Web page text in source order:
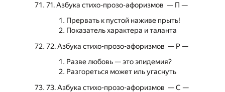
71. Азбука стихо-прозо-афоризмов — П —
Прервать к пустой наживе прыть!
Показатель характера и таланта
72. Азбука стихо-прозо-афоризмов — Р —
Разве любовь — это эпидемия?
Разгореться может иль угаснуть
73. Азбука стихо-прозо-афоризмов — С —